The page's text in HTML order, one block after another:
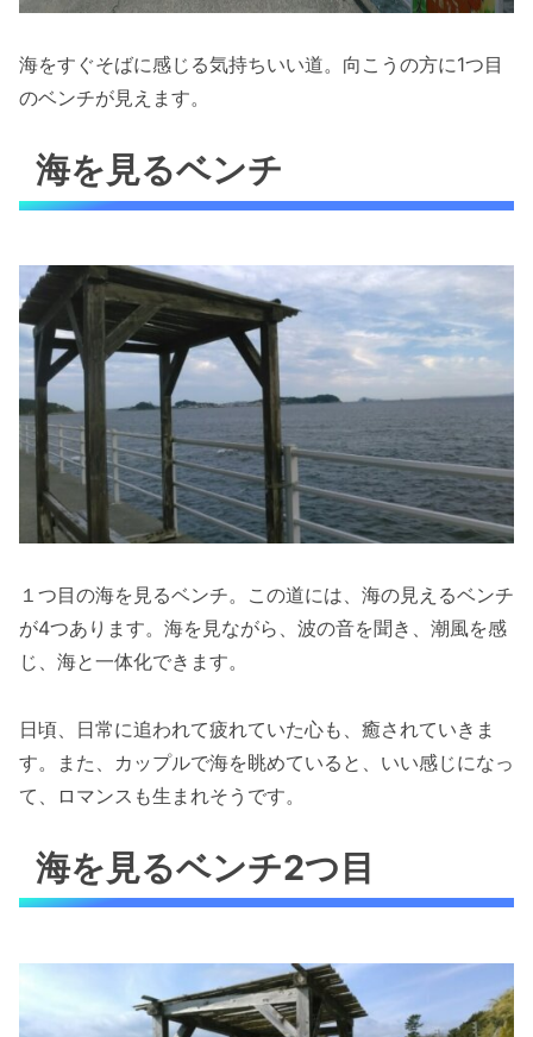
海をすぐそばに感じる気持ちいい道。向こうの方に1つ目
のベンチが見えます。
海を見るベンチ
１つ目の海を見るベンチ。この道には、海の見えるベンチ
が4つあります。海を見ながら、波の音を聞き、潮風を感
じ、海と一体化できます。
日頃、日常に追われて疲れていた心も、癒されていきま
す。また、カップルで海を眺めていると、いい感じになっ
て、ロマンスも生まれそうです。
海を見るベンチ2つ目